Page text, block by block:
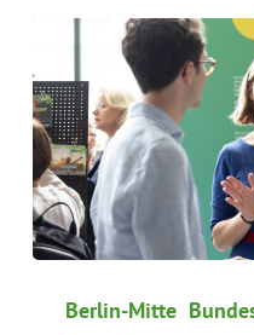
bewerben
Berlin-Mitte